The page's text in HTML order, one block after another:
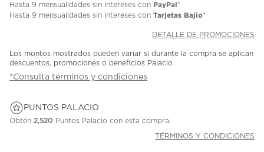
Hasta 9 mensualidades sin intereses con PayPal*
Hasta 9 mensualidades sin intereses con Tarjetas Bajio*
DETALLE DE PROMOCIONES
Los montos mostrados pueden variar si durante la compra se aplican
descuentos, promociones o beneficios Palacio
*Consulta términos y condiciones
PUNTOS PALACIO
Obtén 2,520 Puntos Palacio con esta compra.
TÉRMINOS Y CONDICIONES